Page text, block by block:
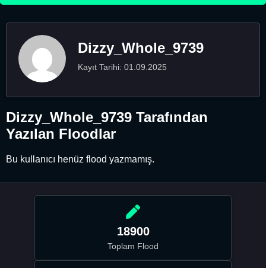
Dizzy_Whole_9739
Kayıt Tarihi: 01.09.2025
Dizzy_Whole_9739 Tarafından
Yazılan Floodlar
Bu kullanıcı henüz flood yazmamış.
18900
Toplam Flood